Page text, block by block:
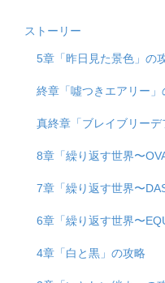
ストーリー
5章「昨日見た景色」の
終章「噓つきエアリー」
真終章「ブレイブリー
8章「繰り返す世界〜
7章「繰り返す世界〜
6章「繰り返す世界〜
4章「白と黒」の攻略